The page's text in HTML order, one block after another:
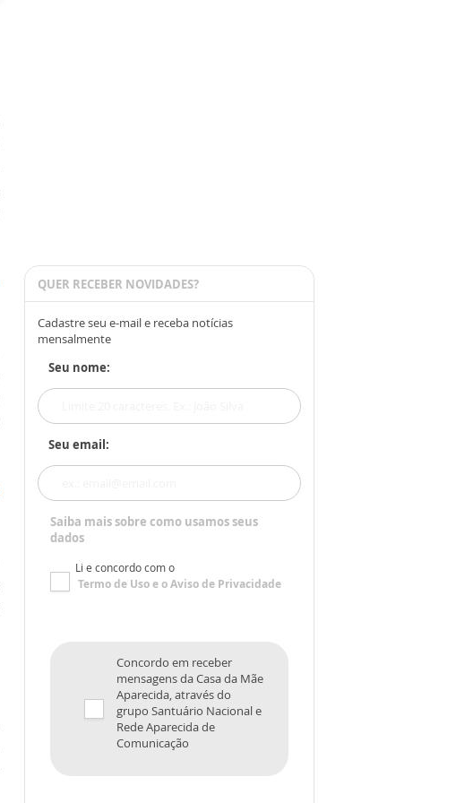
QUER RECEBER NOVIDADES?
Cadastre seu e-mail e receba notícias
mensalmente
Seu nome:
Seu email:
Saiba mais sobre como usamos seus
dados
Li e concordo com o
Termo de Usoe oAviso de Privacidade
Concordo em receber
mensagens da Casa da Mãe
Aparecida, através do
grupo Santuário Nacional e
Rede Aparecida de
Comunicação